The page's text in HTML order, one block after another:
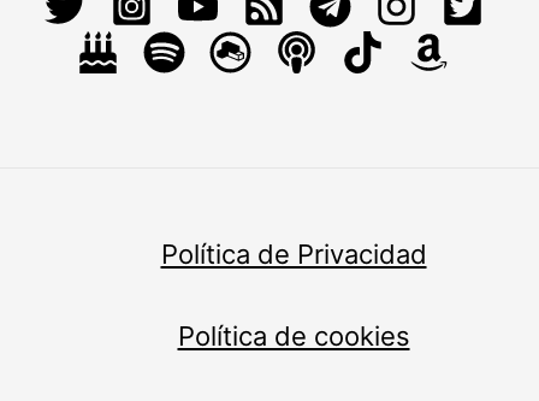
Política de Privacidad
Política de cookies